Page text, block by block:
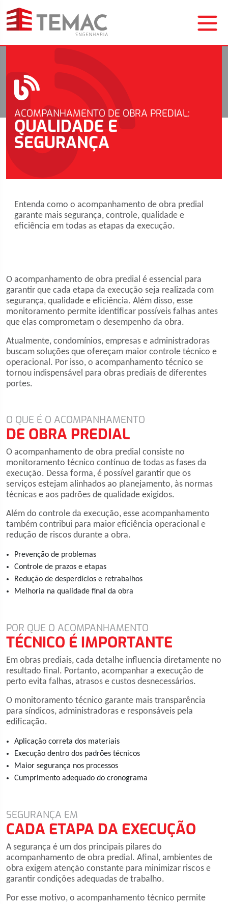
ACOMPANHAMENTO DE OBRA PREDIAL:
QUALIDADE E
SEGURANÇA
Entenda como o acompanhamento de obra predial
garante mais segurança, controle, qualidade e
eficiência em todas as etapas da execução.
O acompanhamento de obra predial é essencial para
garantir que cada etapa da execução seja realizada com
segurança, qualidade e eficiência. Além disso, esse
monitoramento permite identificar possíveis falhas antes
que elas comprometam o desempenho da obra.
Atualmente, condomínios, empresas e administradoras
buscam soluções que ofereçam maior controle técnico e
operacional. Por isso, o acompanhamento técnico se
tornou indispensável para obras prediais de diferentes
portes.
O QUE É O ACOMPANHAMENTO
DE OBRA PREDIAL
O acompanhamento de obra predial consiste no
monitoramento técnico contínuo de todas as fases da
execução. Dessa forma, é possível garantir que os
serviços estejam alinhados ao planejamento, às normas
técnicas e aos padrões de qualidade exigidos.
Além do controle da execução, esse acompanhamento
também contribui para maior eficiência operacional e
redução de riscos durante a obra.
Prevenção de problemas
Controle de prazos e etapas
Redução de desperdícios e retrabalhos
Melhoria na qualidade final da obra
POR QUE O ACOMPANHAMENTO
TÉCNICO É IMPORTANTE
Em obras prediais, cada detalhe influencia diretamente no
resultado final. Portanto, acompanhar a execução de
perto evita falhas, atrasos e custos desnecessários.
O monitoramento técnico garante mais transparência
para síndicos, administradoras e responsáveis pela
edificação.
Aplicação correta dos materiais
Execução dentro dos padrões técnicos
Maior segurança nos processos
Cumprimento adequado do cronograma
SEGURANÇA EM
CADA ETAPA DA EXECUÇÃO
A segurança é um dos principais pilares do
acompanhamento de obra predial. Afinal, ambientes de
obra exigem atenção constante para minimizar riscos e
garantir condições adequadas de trabalho.
Por esse motivo, o acompanhamento técnico permite